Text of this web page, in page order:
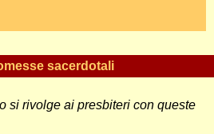
sacerdotali
si rivolge ai presbiteri con queste